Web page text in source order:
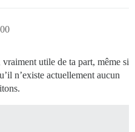
utile de ta part, même si
n’existe actuellement aucun